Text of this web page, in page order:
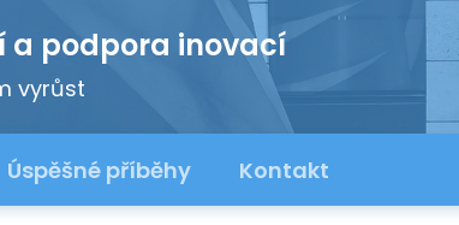
a podpora inovací
vyrůst
Úspěšné příběhy Kontakt